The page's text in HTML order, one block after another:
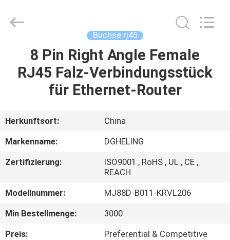
HAUS
PRODUKTE
ÜBER
UNS
FABRIK-
AUSFLUG
QUALITÄTSKONTROLLE
Rights
Reserved.
Buchse rj45
8 Pin Right Angle Female
RJ45 Falz-Verbindungsstück
für Ethernet-Router
Herkunftsort:
China
Markenname:
DGHELING
Zertifizierung:
ISO9001 , RoHS , UL , CE ,
REACH
Modellnummer:
MJ88D-B011-KRVL206
Min Bestellmenge:
3000
Preis:
Preferential & Competitive